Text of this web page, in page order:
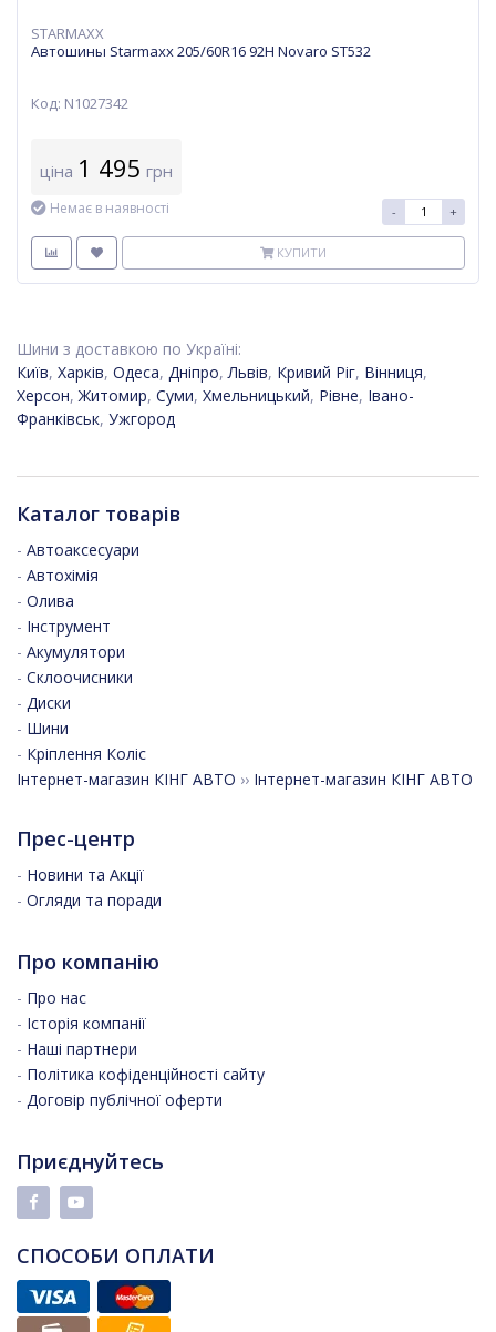
STARMAXX
Автошины Starmaxx 205/60R16 92H Novaro ST532
Код: N1027342
ціна 1 495 грн
Немає в наявності - +
КУПИТИ
Шини з доставкою по Україні:
Київ, Харків, Одеса, Дніпро,Львів, Кривий Ріг, Вінниця,
Херсон,Житомир, Суми, Хмельницький, Рівне, Івано-
Франківськ, Ужгород
Каталог товарів
- Автоаксесуари
- Автохімія
- Олива
- Інструмент
- Акумулятори
- Склоочисники
- Диски
- Шини
- Кріплення Коліс
Інтернет-магазин КІНГ АВТО ›› Інтернет-магазин КІНГ АВТО
Прес-центр
- Новини та Акції
- Огляди та поради
Про компанію
- Про нас
- Історія компанії
- Наші партнери
- Політика кофіденційності сайту
- Договір публічної оферти
Приєднуйтесь
СПОСОБИ ОПЛАТИ